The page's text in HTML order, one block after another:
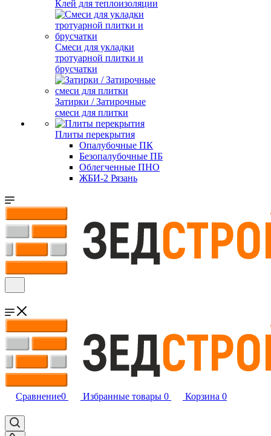
Клей для теплоизоляции
Смеси для укладки
тротуарной плитки и
брусчатки
Затирки / Затирочные
смеси для плитки
Плиты перекрытия
Опалубочные ПК
Безопалубочные ПБ
Облегченные ПНО
ЖБИ-2 Рязань
Сравнение0 Избранные товары 0 Корзина 0